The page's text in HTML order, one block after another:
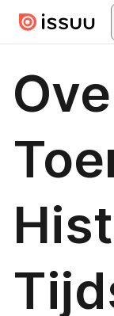
Skip to main